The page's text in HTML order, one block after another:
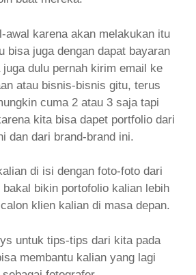
awal karena akan melakukan itu
bisa juga dengan dapat bayaran
dulu pernah kirim email ke
atau bisnis-bisnis gitu, terus
cuma 2 atau 3 saja tapi
kita bisa dapet portfolio dari
dan dari brand-brand ini.
di isi dengan foto-foto dari
bakal bikin portofolio kalian lebih
klien kalian di masa depan.
untuk tips-tips dari kita pada
membantu kalian yang lagi